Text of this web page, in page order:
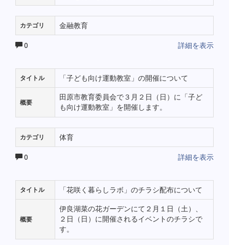
カテゴリ 金融教育
0 詳細を表示
タイトル 「子ども向け運動教室」の開催について
概要
田原市教育委員会で３月２日（日）に「子ど
も向け運動教室」を開催します。
カテゴリ 体育
0 詳細を表示
タイトル 「花咲く暮らしラボ」のチラシ配布について
概要
伊良湖菜の花ガーデンにて２月１日（土）、
２日（日）に開催されるイベントのチラシで
す。